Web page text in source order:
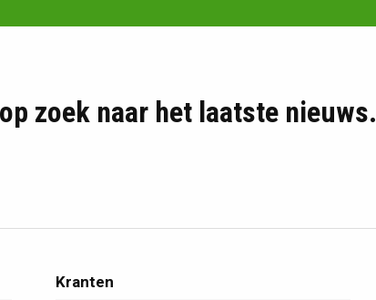
zoek naar het laatste nieuws.
Kranten